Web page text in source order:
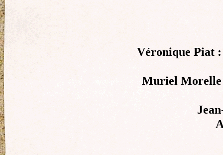
Véronique Piat:
Muriel